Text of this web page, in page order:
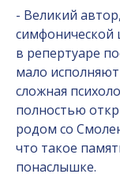
- Великий
симфонической
в репертуаре
мало
сложная
полностью
родом со
что такое
понаслышке.